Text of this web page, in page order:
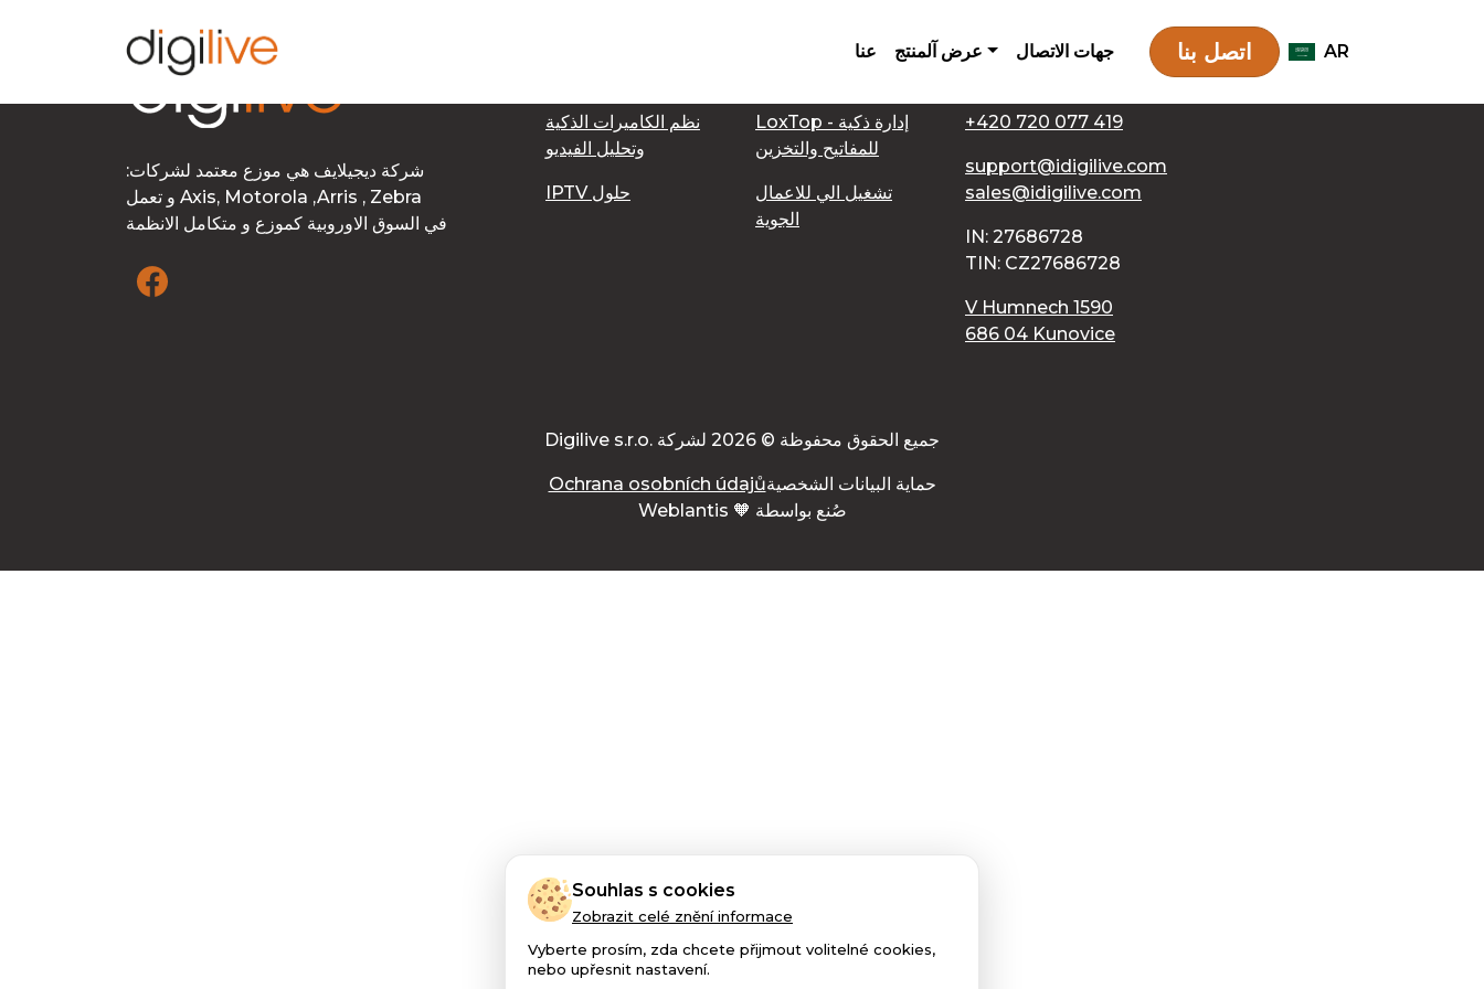
AR عنا عرض آلمنتج جهات الاتصال اتصل بنا
:شركة ديجيلايف هي موزع معتمد لشركات
و تعمل Axis, Motorola ,Arris , Zebra
في السوق الاوروبية كموزع و متكامل الانظمة
نظم الكاميرات الذكية
وتحليل الفيديو
IPTV حلول
LoxTop - إدارة ذكية
للمفاتيح والتخزين
تشغيل الي للاعمال
الجوية
جهات الاتصال
+420 720 077 419
support@idigilive.com
sales@idigilive.com
IN: 27686728
TIN: CZ27686728
V Humnech 1590
686 04 Kunovice
Digilive s.r.o. جميع الحقوق محفوظة © 2026 لشركة
Ochrana osobních údajůحماية البيانات الشخصية
Weblantis 🧡 صُنع بواسطة
Souhlas s cookies
Zobrazit celé znění informace
Vyberte prosím, zda chcete přijmout volitelné cookies,
nebo upřesnit nastavení.